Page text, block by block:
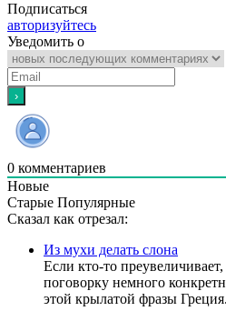
Подписаться
авторизуйтесь
Уведомить о
0 комментариев
Новые
Старые Популярные
Сказал как отрезал:
Из мухи делать слона
Если кто-то
поговорку немного
этой крылатой фра­зы